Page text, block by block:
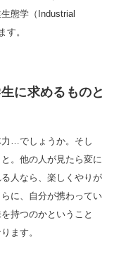
態学（Industrial
す。
に求めるものと
力…でしょうか。そし
。他の人が見たら変に
人なら、楽しくやりが
に、自分が携わってい
持つのかということ
ます。